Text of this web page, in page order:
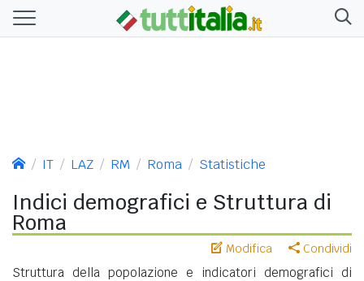
IT LAZ RM Roma Statistiche
Indici demografici e Struttura di
Roma
Modifica Condividi
Struttura della popolazione e indicatori demografici di